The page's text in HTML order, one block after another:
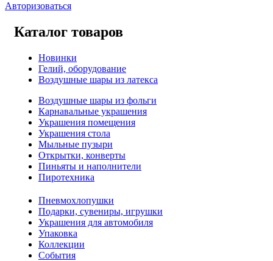
Авторизоваться
Каталог товаров
Новинки
Гелий, оборудование
Воздушные шары из латекса
Воздушные шары из фольги
Карнавальные украшения
Украшения помещения
Украшения стола
Мыльные пузыри
Открытки, конверты
Пиньяты и наполнители
Пиротехника
Пневмохлопушки
Подарки, сувениры, игрушки
Украшения для автомобиля
Упаковка
Коллекции
События